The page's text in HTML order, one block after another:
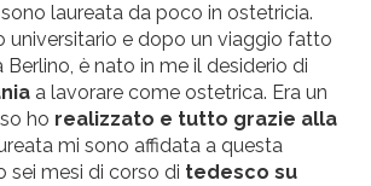
laureata da poco in ostetricia.
universitario e dopo un viaggio fatto
Berlino, è nato in me il desiderio di
a lavorare come ostetrica. Era un
ho realizzato e tutto grazie alla
mi sono affidata a questa
sei mesi di corso di tedesco su